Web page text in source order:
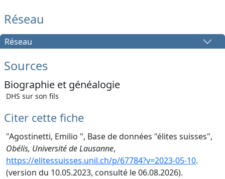
Réseau
Réseau
Sources
Biographie et généalogie
DHS sur son fils
Citer cette fiche
"Agostinetti, Emilio ", Base de données "élites suisses",
Obélis, Université de Lausanne,
https://elitessuisses.unil.ch/p/67784?v=2023-05-10.
(version du 10.05.2023, consulté le 06.08.2026).